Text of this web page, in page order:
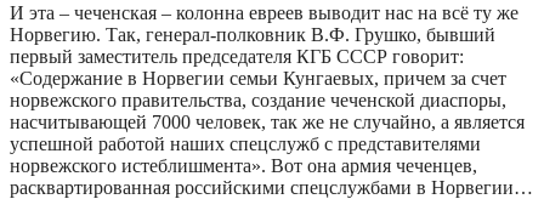
И эта – чеченская – колонна евреев выводит нас на всё ту же
Норвегию. Так, генерал-полковник В.Ф. Грушко, бывший
первый заместитель председателя КГБ СССР говорит:
«Содержание в Норвегии семьи Кунгаевых, причем за счет
норвежского правительства, создание чеченской диаспоры,
насчитывающей 7000 человек, так же не случайно, а является
успешной работой наших спецслужб с представителями
норвежского истеблишмента». Вот она армия чеченцев,
расквартированная российскими спецслужбами в Норвегии…